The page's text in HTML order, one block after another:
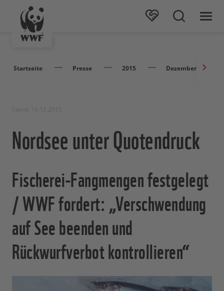
Startseite Presse 2015 Dezember
Nordsee unter Quotendruck
Fischerei-Fangmengen festgelegt
/ WWF fordert: „Verschwendung
auf See beenden und
Rückwurfverbot kontrollieren“